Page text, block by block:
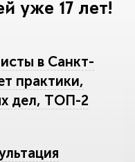
уже 17 лет!
в Санкт-
практики,
дел, ТОП-2